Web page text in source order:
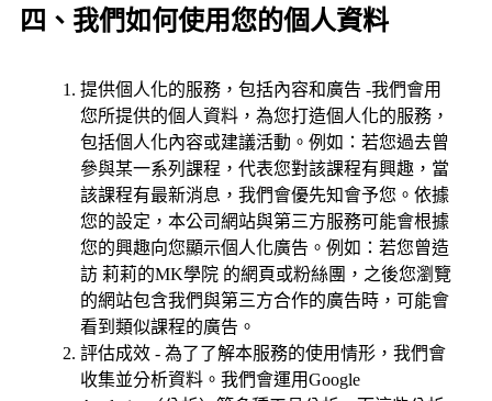
四、我們如何使用您的個人資料
提供個人化的服務，包括內容和廣告 -我們會用
您所提供的個人資料，為您打造個人化的服務，
包括個人化內容或建議活動。例如：若您過去曾
參與某一系列課程，代表您對該課程有興趣，當
該課程有最新消息，我們會優先知會予您。依據
您的設定，本公司網站與第三方服務可能會根據
您的興趣向您顯示個人化廣告。例如：若您曾造
訪 莉莉的MK學院 的網頁或粉絲團，之後您瀏覽
的網站包含我們與第三方合作的廣告時，可能會
看到類似課程的廣告。
評估成效 - 為了了解本服務的使用情形，我們會
收集並分析資料。我們會運用Google